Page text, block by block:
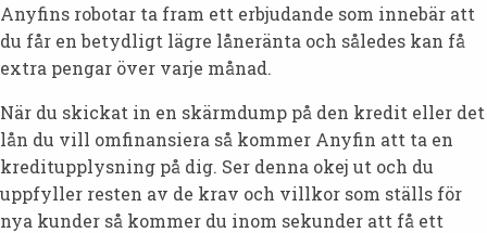
Anyfins robotar ta fram ett erbjudande som innebär att
du får en betydligt lägre låneränta och således kan få
extra pengar över varje månad.
När du skickat in en skärmdump på den kredit eller det
lån du vill omfinansiera så kommer Anyfin att ta en
kreditupplysning på dig. Ser denna okej ut och du
uppfyller resten av de krav och villkor som ställs för
nya kunder så kommer du inom sekunder att få ett